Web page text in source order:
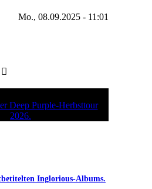
Mo., 08.09.2025 - 11:01